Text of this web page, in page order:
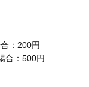
：200円
合：500円